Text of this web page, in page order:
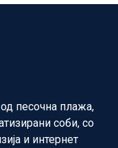
песочна плажа,
соби, со
и интернет